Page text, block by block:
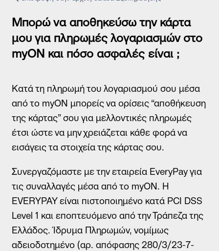
Συχνές Ερωτήσεις (FAQs)
Χρήσιμα Έντυπα
Χρήσιμα links
Δίκτυο καταστημάτων
Πείτε μας την άποψή σας
Μπορώ να αποθηκεύσω την κάρτα
μου για πληρωμές λογαριασμών στο
myON και πόσο ασφαλές είναι ;
Κατά τη πληρωμή του λογαριασμού σου μέσα
από το myON μπορείς να ορίσεις “αποθήκευση
της κάρτας” σου για μελλοντικές πληρωμές
έτσι ώστε να μην χρειάζεται κάθε φορά να
εισάγεις τα στοιχεία της κάρτας σου.
Συνεργαζόμαστε με την εταιρεία EveryPay για
τις συναλλαγές μέσα από το myON. H
EVERYPAY είναι πιστοποιημένο κατά PCI DSS
Level 1 και εποπτευόμενο από την Τράπεζα της
Ελλάδος. Ίδρυμα Πληρωμών, νομίμως
αδειοδοτημένο (αρ. απόφασης 280/3/23-7-
Μάθετε περισσότερα